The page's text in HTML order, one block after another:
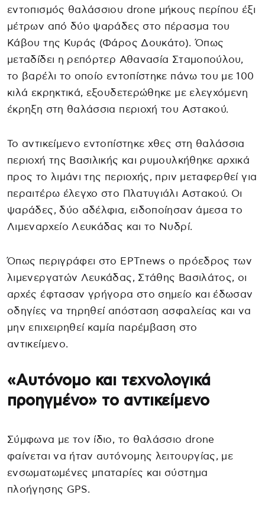
εντοπισμός θαλάσσιου drone μήκους περίπου έξι
μέτρων από δύο ψαράδες στο πέρασμα του
Κάβου της Κυράς (Φάρος Δουκάτο). Όπως
μεταδίδει η ρεπόρτερ Αθανασία Σταμοπούλου,
το βαρέλι το οποίο εντοπίστηκε πάνω του με 100
κιλά εκρηκτικά, εξουδετερώθηκε με ελεγχόμενη
έκρηξη στη θαλάσσια περιοχή του Αστακού.
Το αντικείμενο εντοπίστηκε χθες στη θαλάσσια
περιοχή της Βασιλικής και ρυμουλκήθηκε αρχικά
προς το λιμάνι της περιοχής, πριν μεταφερθεί για
περαιτέρω έλεγχο στο Πλατυγιάλι Αστακού. Οι
ψαράδες, δύο αδέλφια, ειδοποίησαν άμεσα το
Λιμεναρχείο Λευκάδας και το Νυδρί.
Όπως περιγράφει στο ΕΡΤnews ο πρόεδρος των
λιμενεργατών Λευκάδας, Στάθης Βασιλάτος, οι
αρχές έφτασαν γρήγορα στο σημείο και έδωσαν
οδηγίες να τηρηθεί απόσταση ασφαλείας και να
μην επιχειρηθεί καμία παρέμβαση στο
αντικείμενο.
«Αυτόνομο και τεχνολογικά
προηγμένο» το αντικείμενο
Σύμφωνα με τον ίδιο, το θαλάσσιο drone
φαίνεται να ήταν αυτόνομης λειτουργίας, με
ενσωματωμένες μπαταρίες και σύστημα
πλοήγησης GPS.